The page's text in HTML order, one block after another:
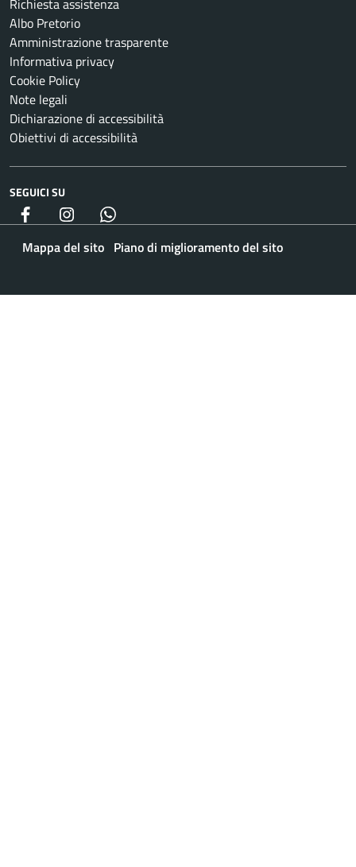
Richiesta assistenza
Albo Pretorio
Amministrazione trasparente
Informativa privacy
Cookie Policy
Note legali
Dichiarazione di accessibilità
Obiettivi di accessibilità
SEGUICI SU
Facebook Instagram
Mappa del sito Piano di miglioramento del sito